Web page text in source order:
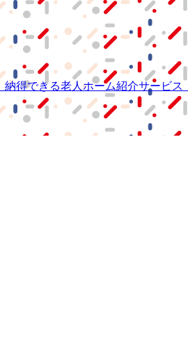
納得できる老人ホーム紹介サービス